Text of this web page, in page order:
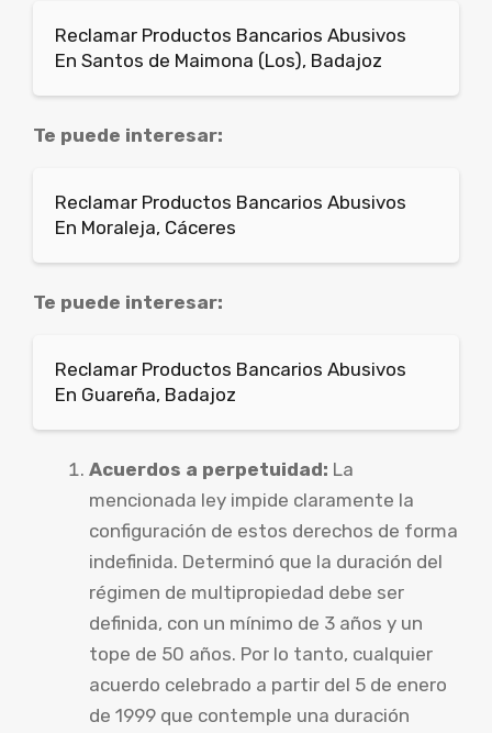
Reclamar Productos Bancarios Abusivos
En Santos de Maimona (Los), Badajoz
Te puede interesar:
Reclamar Productos Bancarios Abusivos
En Moraleja, Cáceres
Te puede interesar:
Reclamar Productos Bancarios Abusivos
En Guareña, Badajoz
Acuerdos a perpetuidad: La
mencionada ley impide claramente la
configuración de estos derechos de forma
indefinida. Determinó que la duración del
régimen de multipropiedad debe ser
definida, con un mínimo de 3 años y un
tope de 50 años. Por lo tanto, cualquier
acuerdo celebrado a partir del 5 de enero
de 1999 que contemple una duración